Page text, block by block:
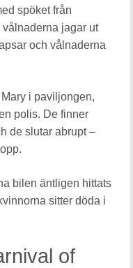
spöket från
jagar ut
och vålnaderna
i paviljongen,
polis. De finner
de slutar abrupt –
bilen äntligen hittats
sitter döda i
of